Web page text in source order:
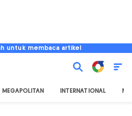
untuk membaca artikel
MEGAPOLITAN INTERNATIONAL